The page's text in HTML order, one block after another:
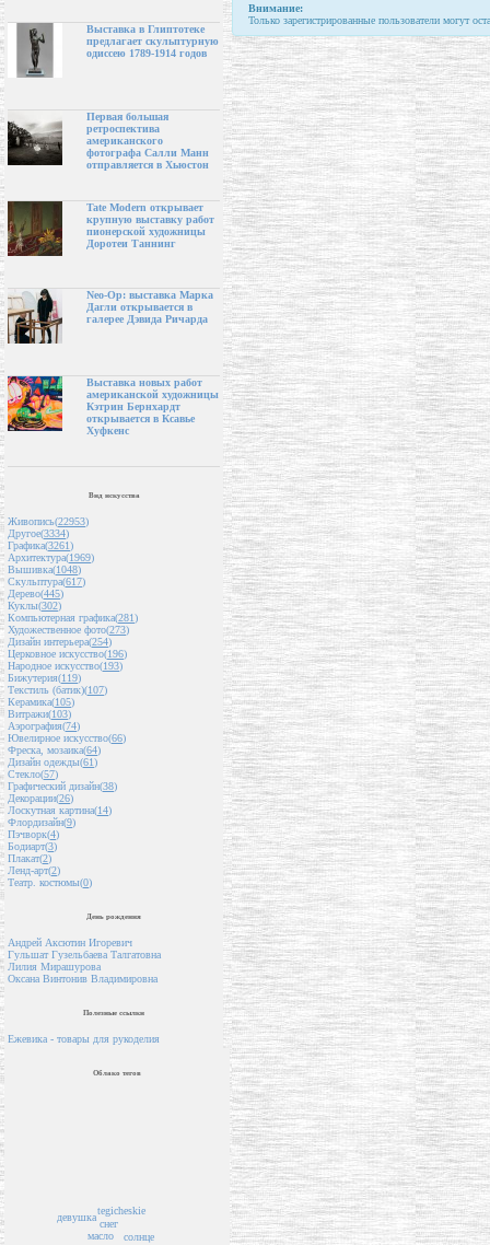
Выставка в Глиптотеке
предлагает скульптурную
одиссею 1789-1914 годов
Первая большая
ретроспектива
американского
фотографа Салли Манн
отправляется в Хьюстон
Tate Modern открывает
крупную выставку работ
пионерской художницы
Доротеи Таннинг
Neo-Op: выставка Марка
Дагли открывается в
галерее Дэвида Ричарда
Выставка новых работ
американской художницы
Кэтрин Бернхардт
открывается в Ксавье
Хуфкенс
Вид искусства
Живопись(22953)
Другое(3334)
Графика(3261)
Архитектура(1969)
Вышивка(1048)
Скульптура(617)
Дерево(445)
Куклы(302)
Компьютерная графика(281)
Художественное фото(273)
Дизайн интерьера(254)
Церковное искусство(196)
Народное искусство(193)
Бижутерия(119)
Текстиль (батик)(107)
Керамика(105)
Витражи(103)
Аэрография(74)
Ювелирное искусство(66)
Фреска, мозаика(64)
Дизайн одежды(61)
Стекло(57)
Графический дизайн(38)
Декорации(26)
Лоскутная картина(14)
Флордизайн(9)
Пэчворк(4)
Бодиарт(3)
Плакат(2)
Ленд-арт(2)
Театр. костюмы(0)
День рождения
Андрей Аксютин Игоревич
Гульшат Гузельбаева Талгатовна
Лилия Мирашурова
Оксана Винтонив Владимировна
Полезные ссылки
Ежевика - товары для рукоделия
Облако тегов
солнце
масло
снег
tegicheskie
девушка
Внимание:
Только зарегистрированные пользователи могут